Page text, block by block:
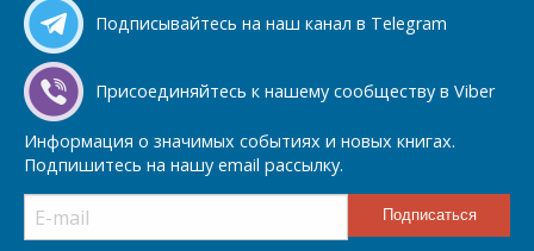
Подписывайтесь на наш канал в Telegram
Присоединяйтесь к нашему сообществу в Viber
Информация о значимых событиях и новых книгах.
Подпишитесь на нашу email рассылку.